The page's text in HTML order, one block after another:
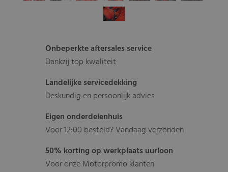
Onbeperkte aftersales service
Dankzij top kwaliteit
Landelijke servicedekking
Deskundig en persoonlijk advies
Eigen onderdelenhuis
Voor 12:00 besteld? Vandaag verzonden
50% korting op werkplaats uurloon
Voor onze Motorpromo klanten